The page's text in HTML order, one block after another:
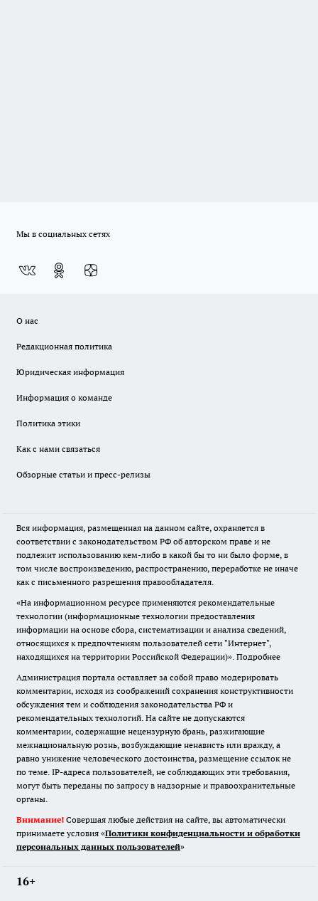
Мы в социальных сетях
О нас
Редакционная политика
Юридическая информация
Информация о команде
Политика этики
Как с нами связаться
Обзорные статьи и пресс-релизы
Вся информация, размещенная на данном сайте, охраняется в
соответствии с законодательством РФ об авторском праве и не
подлежит использованию кем-либо в какой бы то ни было форме, в
том числе воспроизведению, распространению, переработке не иначе
как с письменного разрешения правообладателя.
«На информационном ресурсе применяются рекомендательные
технологии (информационные технологии предоставления
информации на основе сбора, систематизации и анализа сведений,
относящихся к предпочтениям пользователей сети "Интернет",
находящихся на территории Российской Федерации)». Подробнее
Администрация портала оставляет за собой право модерировать
комментарии, исходя из соображений сохранения конструктивности
обсуждения тем и соблюдения законодательства РФ и
рекомендательных технологий. На сайте не допускаются
комментарии, содержащие нецензурную брань, разжигающие
межнациональную рознь, возбуждающие ненависть или вражду, а
равно унижение человеческого достоинства, размещение ссылок не
по теме. IP-адреса пользователей, не соблюдающих эти требования,
могут быть переданы по запросу в надзорные и правоохранительные
органы.
Внимание! Совершая любые действия на сайте, вы автоматически
принимаете условия «Политики конфиденциальности и обработки
персональных данных пользователей»
16+